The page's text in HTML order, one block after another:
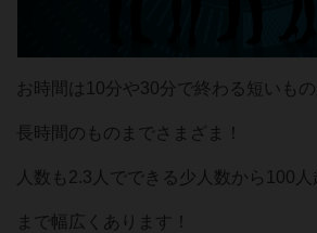
お時間は10分や30分で終わる短いも
長時間のものまでさまざま！
人数も2.3人でできる少人数から100
まで幅広くあります！